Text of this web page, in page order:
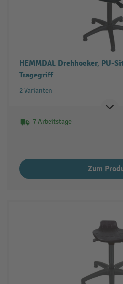
HEMMDAL Drehhocker, PU-
Tragegriff
2 Varianten
7 Arbeitstage
Zum